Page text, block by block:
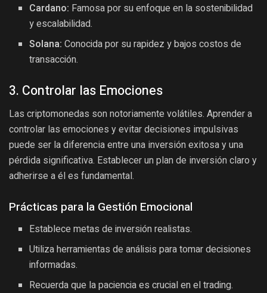
Cardano: Famosa por su enfoque en la sostenibilidad
y escalabilidad.
Solana: Conocida por su rapidez y bajos costos de
transacción.
3. Controlar las Emociones
Las criptomonedas son notoriamente volátiles. Aprender a
controlar las emociones y evitar decisiones impulsivas
puede ser la diferencia entre una inversión exitosa y una
pérdida significativa. Establecer un plan de inversión claro y
adherirse a él es fundamental.
Prácticas para la Gestión Emocional
Establece metas de inversión realistas.
Utiliza herramientas de análisis para tomar decisiones
informadas.
Recuerda que la paciencia es crucial en el trading.